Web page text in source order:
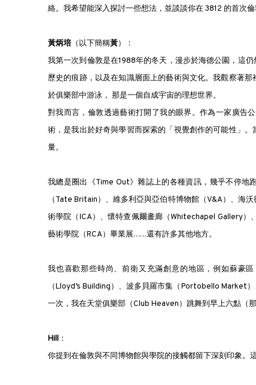
絡。我希望能深入探討一些想法，並談談你在 3812 的首次倫
黃炳培（以下簡稱黃）：
我第一次到倫敦是在1988年的冬天，漫步於海德公園，這
歷史的痕跡，以及在知識層面上的藝術與文化。我觀察著
於俱樂部中游泳， 那是一個自成宇宙的理想世界。
對我而言，倫敦透過藝術打開了我的眼界。作為一家廣告
術，是我出於好奇與學習而探索的「視覺創作的可能性」
量。
我總是圈出《Time Out》雜誌上的各種資訊，幾乎不停地
（Tate Britain）、維多利亞與亞伯特博物館（V&A）、海
術學院（ICA）、懷特查佩爾畫廊（Whitechapel Gallery
藝術學院（RCA）畢業展……還有許多其他地方。
我也喜歡那些時尚、前衛又充滿創意的地區，例如蘇豪
（Lloyd’s Building）、波多貝羅市集（Portobello
一次，我在天堂俱樂部（Club Heaven）跳舞到早上六點（
Hill ：
你提到在倫敦與不同博物館與學院的接觸都留下深刻印象。